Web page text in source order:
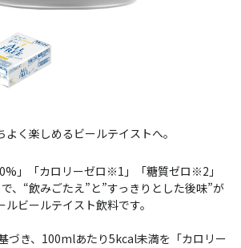
く楽しめるビールテイストへ。
」「カロリーゼロ※1」「糖質ゼロ※2」
、“飲みごたえ”と”すっきりとした後味”が
ビールテイスト飲料です。
づき、100mlあたり5kcal未満を「カロリー